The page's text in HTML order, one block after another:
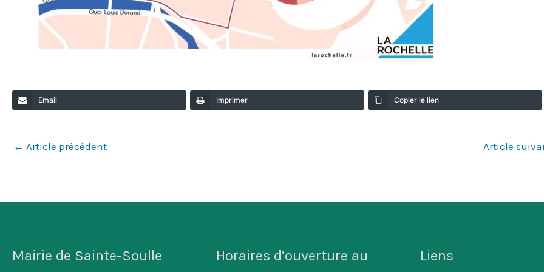
Email Imprimer Copier le lien
← Article précédent Article
Mairie de Sainte-Soulle
Horaires d’ouverture au
Liens